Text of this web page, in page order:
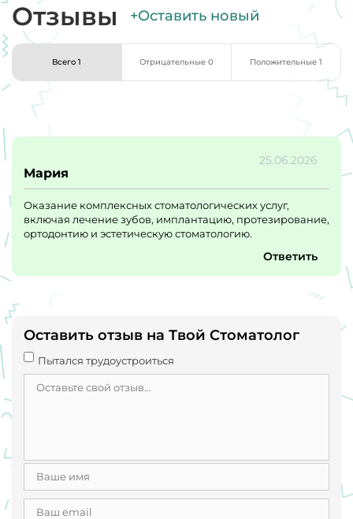
Отзывы +Оставить новый
Всего 1 Отрицательные 0 Положительные 1
25.06.2026
Мария
Оказание комплексных стоматологических услуг,
включая лечение зубов, имплантацию, протезирование,
ортодонтию и эстетическую стоматологию.
Ответить
Оставить отзыв на Твой Стоматолог
Пытался трудоустроиться